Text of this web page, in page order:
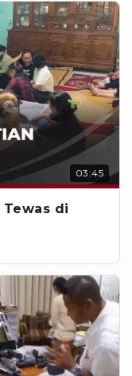
03:45
di